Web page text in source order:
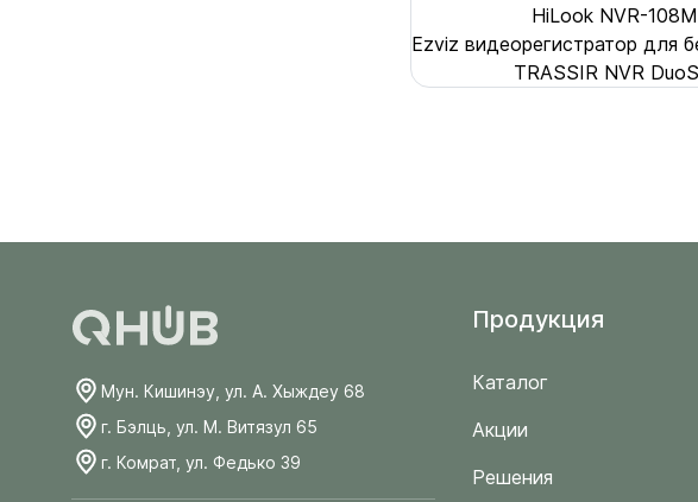
HiLook NVR-
Ezviz видеорегистратор для
TRASSIR NVR
Мун. Кишинэу, ул. А. Хыждеу 68
г. Бэлць, ул. М. Витязул 65
г. Комрат, ул. Федько 39
Продукция
Каталог
Акции
Решения